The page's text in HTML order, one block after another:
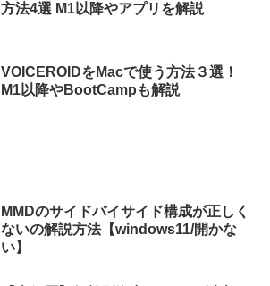
方法4選 M1以降やアプリを解説
VOICEROIDをMacで使う方法３選！
M1以降やBootCampも解説
MMDのサイドバイサイド構成が正しく
ないの解説方法【windows11/開かな
い】